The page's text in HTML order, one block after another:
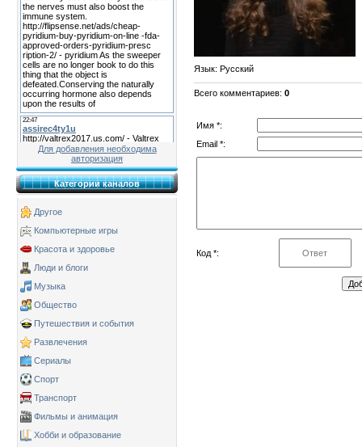
Для добавления необходима
авторизация
Категории каналов
Другое
Компьютерные игры
Красота и здоровье
Люди и блоги
Музыка
Общество
Путешествия и события
Развлечения
Сериалы
Спорт
Транспорт
Фильмы и анимация
Хобби и образование
Язык: Русский
Всего комментариев: 0
Имя *:
Email *:
Код *: